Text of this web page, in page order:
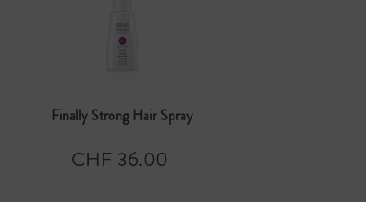
Finally Strong Hair Spray
CHF 36.00